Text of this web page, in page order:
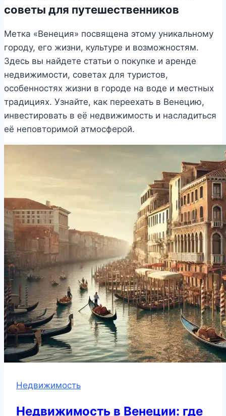
советы для путешественников
Метка «Венеция» посвящена этому уникальному
городу, его жизни, культуре и возможностям.
Здесь вы найдете статьи о покупке и аренде
недвижимости, советах для туристов,
особенностях жизни в городе на воде и местных
традициях. Узнайте, как переехать в Венецию,
инвестировать в её недвижимость и насладиться
её неповторимой атмосферой.
Недвижимость
Недвижимость в Венеции: где